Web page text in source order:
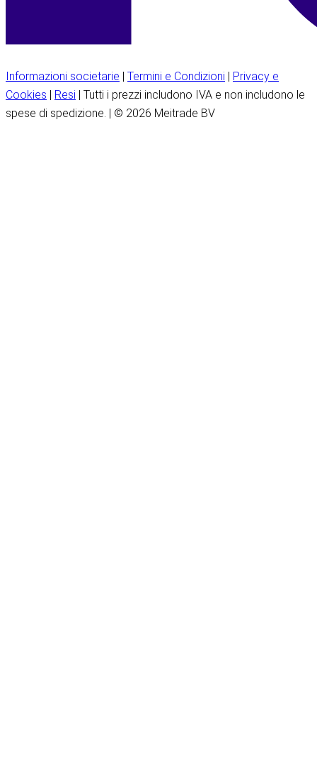
Informazioni societarie | Termini e Condizioni | Privacy e
Cookies | Resi | Tutti i prezzi includono IVA e non includono le
spese di spedizione. | © 2026 Meitrade BV